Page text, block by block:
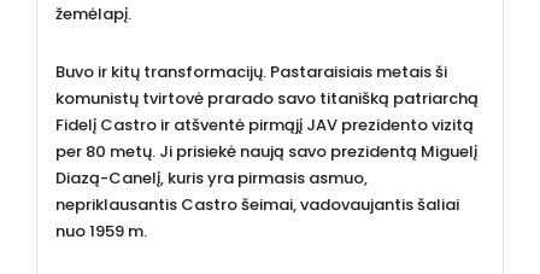
žemėlapį.
Buvo ir kitų transformacijų. Pastaraisiais metais ši
komunistų tvirtovė prarado savo titanišką patriarchą
Fidelį Castro ir atšventė pirmąjį JAV prezidento vizitą
per 80 metų. Ji prisiekė naują savo prezidentą Miguelį
Diazą-Canelį, kuris yra pirmasis asmuo,
nepriklausantis Castro šeimai, vadovaujantis šaliai
nuo 1959 m.